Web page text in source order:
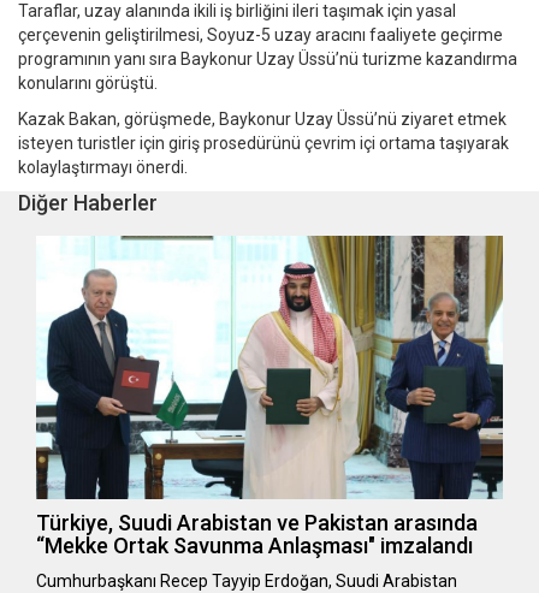
Taraflar, uzay alanında ikili iş birliğini ileri taşımak için yasal
çerçevenin geliştirilmesi, Soyuz-5 uzay aracını faaliyete geçirme
programının yanı sıra Baykonur Uzay Üssü’nü turizme kazandırma
konularını görüştü.
Kazak Bakan, görüşmede, Baykonur Uzay Üssü’nü ziyaret etmek
isteyen turistler için giriş prosedürünü çevrim içi ortama taşıyarak
kolaylaştırmayı önerdi.
Diğer Haberler
Türkiye, Suudi Arabistan ve Pakistan arasında
“Mekke Ortak Savunma Anlaşması" imzalandı
Cumhurbaşkanı Recep Tayyip Erdoğan, Suudi Arabistan